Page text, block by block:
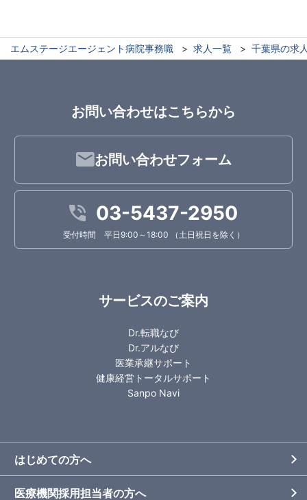
エムステージエージェント病院事務職 求人一覧 千葉県の求
お問い合わせはこちらから
お問い合わせフォーム
03-5437-2950
受付時間 平日9:00～18:00 （土日祝日を除く）
サービスのご案内
Dr.転職なび
Dr.アルなび
医業承継サポート
健康経営トータルサポート
Sanpo Navi
はじめての方へ
医療機関採用担当者の方へ